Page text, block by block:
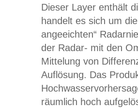
Dieser Layer enthält
handelt es sich um
angeeichten“
der Radar- mit den
Mittelung von
Auflösung. Das
räumlich hoch